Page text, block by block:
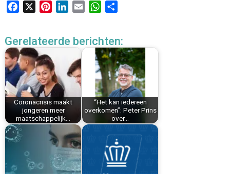
e
b
o
o
k
t
r
e
s
t
k
d
I
i
W
t
s
A
p
p
e
n
Gerelateerde berichten:
Coronacrisis maakt
jongeren meer
maatschappelijk…
“Het kan iedereen
overkomen”: Peter Prins
over…